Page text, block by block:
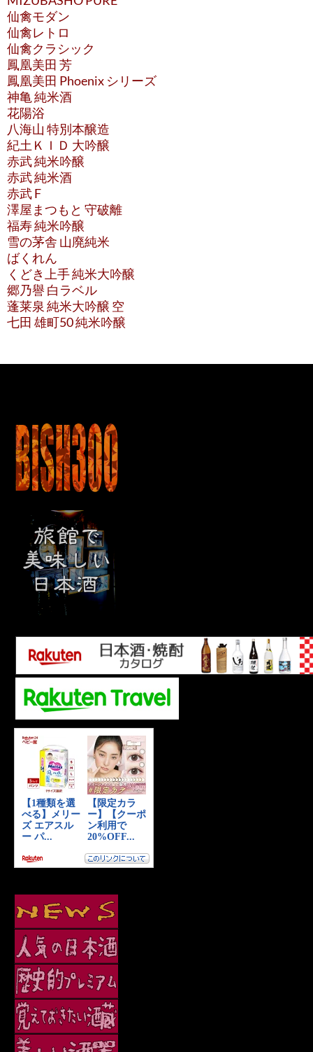
仙禽モダン
仙禽レトロ
仙禽クラシック
鳳凰美田 芳
鳳凰美田 Phoenix シリーズ
神亀 純米酒
花陽浴
八海山 特別本醸造
紀土ＫＩＤ 大吟醸
赤武 純米吟醸
赤武 純米酒
赤武 F
澤屋まつもと 守破離
福寿 純米吟醸
雪の茅舎 山廃純米
ばくれん
くどき上手 純米大吟醸
郷乃譽 白ラベル
蓬莱泉 純米大吟醸 空
七田 雄町50 純米吟醸